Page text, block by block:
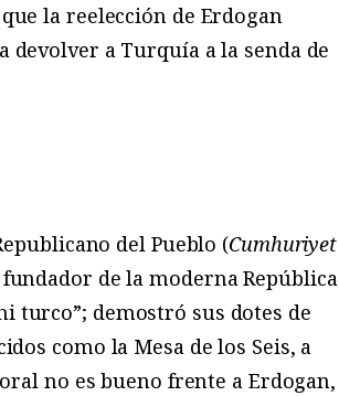
la reelección de Erdogan
a Turquía a la senda de
del Pueblo (Cumhuriyet
de la moderna República
turco”; demostró sus dotes de
como la Mesa de los Seis, a
no es bueno frente a Erdogan,